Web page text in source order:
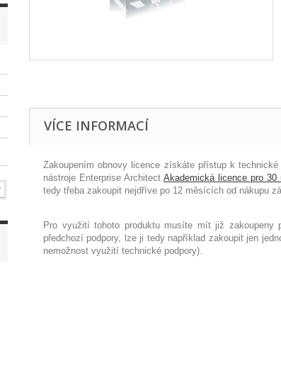
VÍCE INFORMACÍ
Zakoupením obnovy licence získáte přístup k
nástroje Enterprise Architect Akademická licence pro 30
tedy třeba zakoupit nejdříve po 12 měsících od nákupu
Pro využití tohoto produktu musíte mít již zakoupeny
předchozí podpory, lze ji tedy například zakoupit jen
nemožnost využití technické podpory).